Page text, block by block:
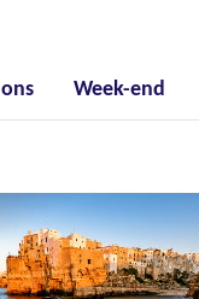
Week-end